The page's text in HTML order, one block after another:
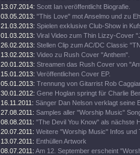
13.07.2014: Scott Ian veröffentlicht Biografie.
03.05.2013: "This Love" mot Anselmo und zu
21.03.2013: Spielen exklusive Club-Show in
01.03.2013: Viral Video zum Thin Lizzy-Cover
26.02.2013: Stellen Clip zum AC/DC Classic
13.02.2013: Video zu Rush Cover "Anthem".
20.01.2013: Streamen das Rush Cover von
15.01.2013: Veröffentlichen Cover EP.
05.01.2013: Trennung von Gitarrist Rob
30.01.2012: Gene Hoglan springt für Charlie
16.11.2011: Sänger Dan Nelson verklagt seine
27.08.2011: Samples aller "Worship Music"
08.08.2011: "The Devil You Know" als nächste
20.07.2011: Weitere "Worship Music" Infos und
13.07.2011: Enthüllen Artwork
08.07.2011: Am 12. September erscheint